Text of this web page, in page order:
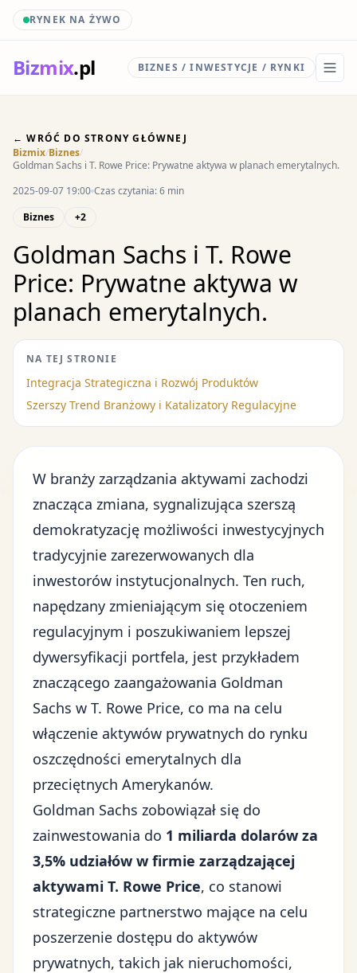
RYNEK NA ŻYWO
Bizmix.pl BIZNES / INWESTYCJE / RYNKI
← WRÓĆ DO STRONY GŁÓWNEJ
Bizmix/Biznes/
Goldman Sachs i T. Rowe Price: Prywatne aktywa w planach emerytalnych.
2025-09-07 19:00 Czas czytania: 6 min
Biznes
+2
Goldman Sachs i T. Rowe
Price: Prywatne aktywa w
planach emerytalnych.
NA TEJ STRONIE
Integracja Strategiczna i Rozwój Produktów
Szerszy Trend Branżowy i Katalizatory Regulacyjne
W branży zarządzania aktywami zachodzi
znacząca zmiana, sygnalizująca szerszą
demokratyzację możliwości inwestycyjnych
tradycyjnie zarezerwowanych dla
inwestorów instytucjonalnych. Ten ruch,
napędzany zmieniającym się otoczeniem
regulacyjnym i poszukiwaniem lepszej
dywersyfikacji portfela, jest przykładem
znaczącego zaangażowania Goldman
Sachs w T. Rowe Price, co ma na celu
włączenie aktywów prywatnych do rynku
oszczędności emerytalnych dla
przeciętnych Amerykanów.
Goldman Sachs zobowiązał się do
zainwestowania do 1 miliarda dolarów za
3,5% udziałów w firmie zarządzającej
aktywami T. Rowe Price, co stanowi
strategiczne partnerstwo mające na celu
poszerzenie dostępu do aktywów
prywatnych, takich jak nieruchomości,